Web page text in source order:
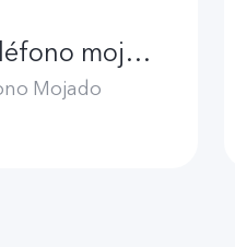
Acciones que podrían salvar tu teléfono mojado
Mojado